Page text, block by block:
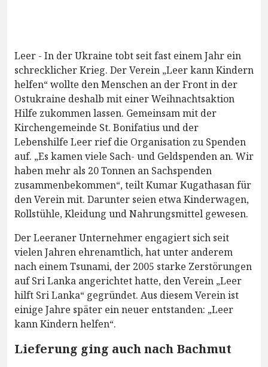
Leer - In der Ukraine tobt seit fast einem Jahr ein
schrecklicher Krieg. Der Verein „Leer kann Kindern
helfen“ wollte den Menschen an der Front in der
Ostukraine deshalb mit einer Weihnachtsaktion
Hilfe zukommen lassen. Gemeinsam mit der
Kirchengemeinde St. Bonifatius und der
Lebenshilfe Leer rief die Organisation zu Spenden
auf. „Es kamen viele Sach- und Geldspenden an. Wir
haben mehr als 20 Tonnen an Sachspenden
zusammenbekommen“, teilt Kumar Kugathasan für
den Verein mit. Darunter seien etwa Kinderwagen,
Rollstühle, Kleidung und Nahrungsmittel gewesen.
Der Leeraner Unternehmer engagiert sich seit
vielen Jahren ehrenamtlich, hat unter anderem
nach einem Tsunami, der 2005 starke Zerstörungen
auf Sri Lanka angerichtet hatte, den Verein „Leer
hilft Sri Lanka“ gegründet. Aus diesem Verein ist
einige Jahre später ein neuer entstanden: „Leer
kann Kindern helfen“.
Lieferung ging auch nach Bachmut